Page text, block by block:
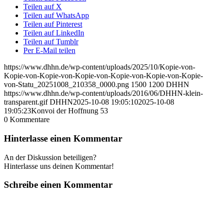
Teilen auf X
Teilen auf WhatsApp
Teilen auf Pinterest
Teilen auf LinkedIn
Teilen auf Tumblr
Per E-Mail teilen
https://www.dhhn.de/wp-content/uploads/2025/10/Kopie-von-
Kopie-von-Kopie-von-Kopie-von-Kopie-von-Kopie-von-Kopie-
von-Statu_20251008_210358_0000.png 1500 1200 DHHN
https://www.dhhn.de/wp-content/uploads/2016/06/DHHN-klein-
transparent.gif DHHN2025-10-08 19:05:102025-10-08
19:05:23Konvoi der Hoffnung 53
0 Kommentare
Hinterlasse einen Kommentar
An der Diskussion beteiligen?
Hinterlasse uns deinen Kommentar!
Schreibe einen Kommentar